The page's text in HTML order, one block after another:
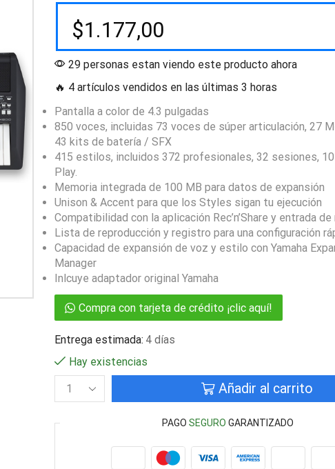
$1.177,00
29 personas estan viendo este producto ahora
🔥 4 artículos vendidos en las últimas 3 horas
Pantalla a color de 4.3 pulgadas
850 voces, incluidas 73 voces de súper articulación, 27
43 kits de batería / SFX
415 estilos, incluidos 372 profesionales, 32 sesiones,
Play.
Memoria integrada de 100 MB para datos de expansión
Unison & Accent para que los Styles sigan tu ejecución
Compatibilidad con la aplicación Rec’n’Share y entrada
Lista de reproducción y registro para una configuración
Capacidad de expansión de voz y estilo con Yamaha
Manager
Inlcuye adaptador original Yamaha
Compra con tarjeta de crédito ¡clic aquí!
Entrega estimada: 4 días
Hay existencias
Añadir al carrito
PAGOSEGURO GARANTIZADO